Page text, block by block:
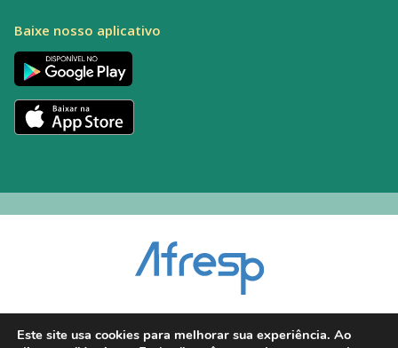
Baixe nosso aplicativo
dpo@afresp.org.br
Este site usa cookies para melhorar sua experiência. Ao